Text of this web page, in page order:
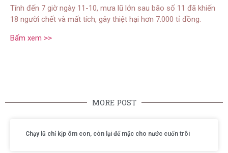
Tính đến 7 giờ ngày 11-10, mưa lũ lớn sau bão số 11 đã khiến
18 người chết và mất tích, gây thiệt hại hơn 7.000 tỉ đồng.
Bấm xem >>
MORE POST
Chạy lũ chỉ kịp ôm con, còn lại để mặc cho nước cuốn trôi